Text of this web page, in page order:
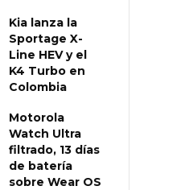
Kia lanza la
Sportage X-
Line HEV y el
K4 Turbo en
Colombia
Motorola
Watch Ultra
filtrado, 13 días
de batería
sobre Wear OS